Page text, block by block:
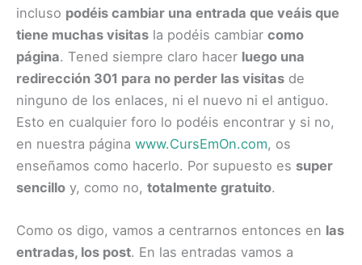
incluso podéis cambiar una entrada que veáis que
tiene muchas visitas la podéis cambiar como
página. Tened siempre claro hacer luego una
redirección 301 para no perder las visitas de
ninguno de los enlaces, ni el nuevo ni el antiguo.
Esto en cualquier foro lo podéis encontrar y si no,
en nuestra página www.CursEmOn.com, os
enseñamos como hacerlo. Por supuesto es super
sencillo y, como no, totalmente gratuito.
Como os digo, vamos a centrarnos entonces en las
entradas, los post. En las entradas vamos a